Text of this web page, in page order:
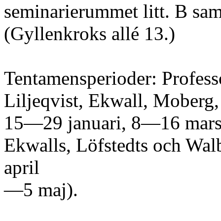
seminarierummet litt. B
(Gyllenkroks allé 13.)
Tentamensperioder:
Liljeqvist, Ekwall,
15—29 januari, 8—16
Ekwalls, Löfstedts och
april
—5 maj).